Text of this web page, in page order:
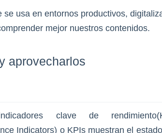
usa en entornos productivos,
mejor nuestros contenidos.
aprovecharlos
clave de
Indicators) o KPIs muestran el